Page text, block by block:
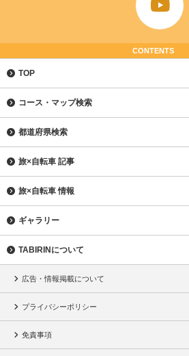
CONTENTS
TOP
コース・マップ検索
都道府県検索
旅×自転車 記事
旅×自転車 情報
ギャラリー
TABIRINについて
広告・情報掲載について
プライバシーポリシー
免責事項